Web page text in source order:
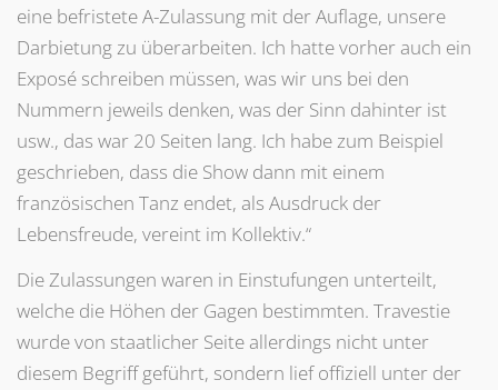
eine befristete A-Zulassung mit der Auflage, unsere
Darbietung zu überarbeiten. Ich hatte vorher auch ein
Exposé schreiben müssen, was wir uns bei den
Nummern jeweils denken, was der Sinn dahinter ist
usw., das war 20 Seiten lang. Ich habe zum Beispiel
geschrieben, dass die Show dann mit einem
französischen Tanz endet, als Ausdruck der
Lebensfreude, vereint im Kollektiv.“
Die Zulassungen waren in Einstufungen unterteilt,
welche die Höhen der Gagen bestimmten. Travestie
wurde von staatlicher Seite allerdings nicht unter
diesem Begriff geführt, sondern lief offiziell unter der